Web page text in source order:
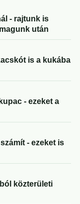
- rajtunk is
után
is a kukába
- ezeket a
- ezeket is
közterületi